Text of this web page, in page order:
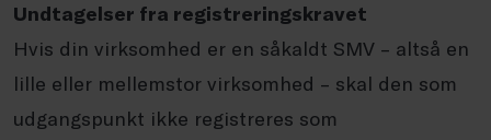
Undtagelser fra registreringskravet
Hvis din virksomhed er en såkaldt SMV – altså en
lille eller mellemstor virksomhed – skal den som
udgangspunkt ikke registreres som